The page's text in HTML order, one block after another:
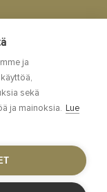
ja
sekä
ja mainoksia.
Lue